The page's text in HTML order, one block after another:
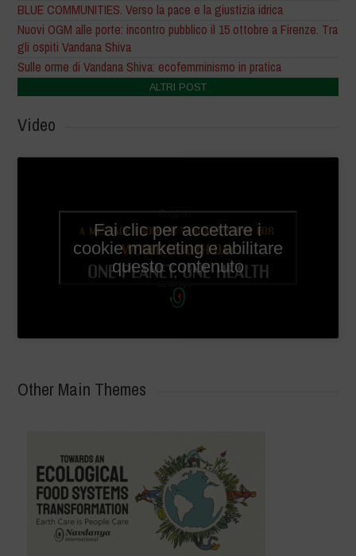
BLUE COMMUNITIES. Verso la pace e la giustizia idrica
Nuovi OGM alle porte: incontro pubblico il 15 ottobre a Firenze. Tra
gli ospiti Vandana Shiva
Sulle orme di Vandana Shiva: ecofemminismo in pratica
ALTRI POST
Video
English
subtitles
available
in video
Fai clic per accettare i
cookie marketing e abilitare
questo contenuto
Other Main Themes